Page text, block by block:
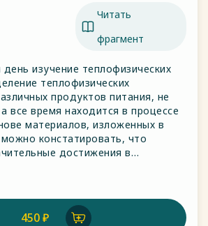
Читать
фрагмент
изучение теплофизических
теплофизических
продуктов питания, не
все время находится в процессе
материалов, изложенных в
констатировать, что
достижения в
различных веществ и
области еще имеется ряд
450 ₽